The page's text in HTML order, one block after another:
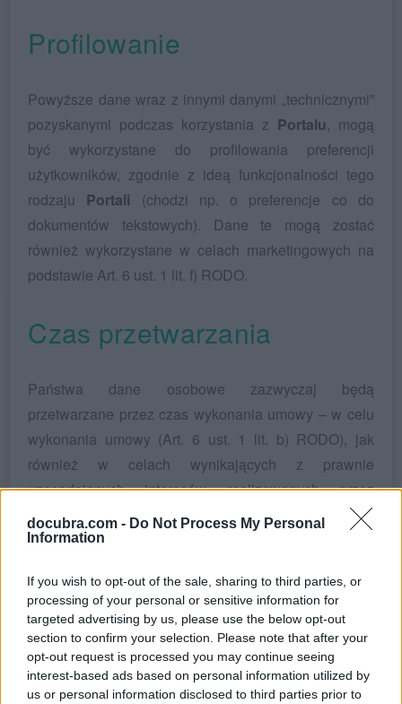
docubra.com - Do Not Process My Personal
Information
If you wish to opt-out of the sale, sharing to third parties, or
processing of your personal or sensitive information for
targeted advertising by us, please use the below opt-out
section to confirm your selection. Please note that after your
opt-out request is processed you may continue seeing
interest-based ads based on personal information utilized by
us or personal information disclosed to third parties prior to
Profilowanie
Powyższe dane wraz z innymi danymi „technicznymi”
pozyskanymi podczas korzystania z Portalu, mogą
być wykorzystane do profilowania preferencji
użytkowników, zgodnie z ideą funkcjonalności tego
rodzaju Portali (chodzi np. o preferencje co do
dokumentów tekstowych). Dane te mogą zostać
również wykorzystane w celach marketingowych na
podstawie Art. 6 ust. 1 lit. f) RODO.
Czas przetwarzania
Państwa dane osobowe zazwyczaj będą
przetwarzane przez czas wykonania umowy – w celu
wykonania umowy (Art. 6 ust. 1 lit. b) RODO), jak
również w celach wynikających z prawnie
uzasadnionych interesów realizowanych przez
Administratora lub przez stronę trzecią (Art. 6 ust. 1 lit.
f) RODO).
Po wykonaniu / zakończeniu umowy, dane będą
przetwarzane dalej – jednakże w celach
archiwizacyjnych, na podstawie art. 74 ustawy z dnia
29 września 1994 r. o rachunkowości (Art. 6 ust. 1 lit.
c) RODO).